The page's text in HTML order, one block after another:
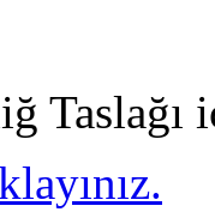
Taslağı